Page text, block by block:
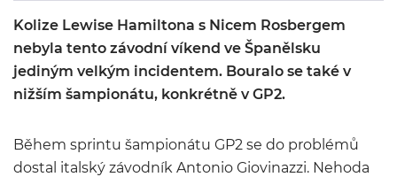
Kolize Lewise Hamiltona s Nicem Rosbergem
nebyla tento závodní víkend ve Španělsku
jediným velkým incidentem. Bouralo se také v
nižším šampionátu, konkrétně v GP2.
Během sprintu šampionátu GP2 se do problémů
dostal italský závodník Antonio Giovinazzi. Nehoda